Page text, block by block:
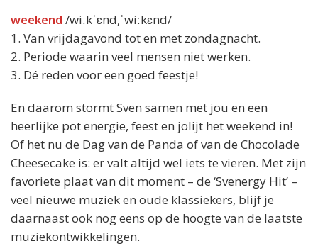
weekend /wiːkˈɛnd,ˈwiːkɛnd/
1. Van vrijdagavond tot en met zondagnacht.
2. Periode waarin veel mensen niet werken.
3. Dé reden voor een goed feestje!
En daarom stormt Sven samen met jou en een
heerlijke pot energie, feest en jolijt het weekend in!
Of het nu de Dag van de Panda of van de Chocolade
Cheesecake is: er valt altijd wel iets te vieren. Met zijn
favoriete plaat van dit moment – de ‘Svenergy Hit’ –
veel nieuwe muziek en oude klassiekers, blijf je
daarnaast ook nog eens op de hoogte van de laatste
muziekontwikkelingen.